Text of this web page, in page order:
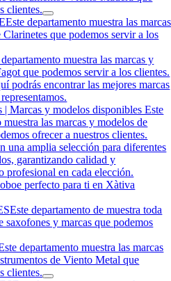
clientes.
Este departamento muestra las marcas
que podemos servir a los
muestra las marcas y
que podemos servir a los clientes.
podrás encontrar las mejores marcas
| Marcas y modelos disponibles Este
muestra las marcas y modelos de
ofrecer a nuestros clientes.
una amplia selección para diferentes
garantizando calidad y
profesional en cada elección.
perfecto para ti en Xàtiva
Este departamento de muestra toda
saxofones y marcas que podemos
departamento muestra las marcas
de Viento Metal que
clientes.